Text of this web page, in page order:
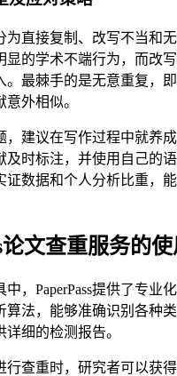
为直接复制、改写不当和无
显的学术不端行为，而改
。最棘手的是无意重复，
外相似。
，建议在写作过程中就养成
及时标注，并使用自己的
证数据和个人分析比重，
论文查重服务的
，PaperPass提供了专业
算法，能够准确识别各种
细的检测报告。
行查重时，研究者可以获